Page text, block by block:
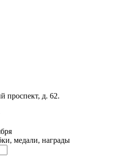
проспект, д. 62.
медали, награды